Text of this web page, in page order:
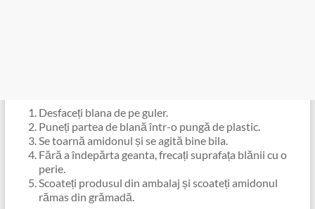
Desfaceți blana de pe guler.
Puneți partea de blană într-o pungă de plastic.
Se toarnă amidonul și se agită bine bila.
Fără a îndepărta geanta, frecați suprafața blănii cu o
perie.
Scoateți produsul din ambalaj și scoateți amidonul
rămas din grămadă.